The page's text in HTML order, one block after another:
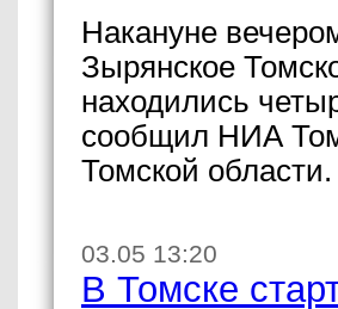
Накануне
Зырянское
находились
сообщил НИА
Томской области.
03.05 13:20
В Томске